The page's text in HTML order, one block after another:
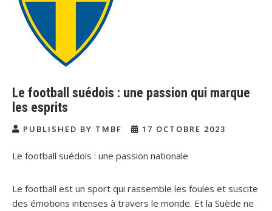
Le football suédois : une passion qui marque
les esprits
PUBLISHED BY TMBF 17 OCTOBRE 2023
Le football suédois : une passion nationale
Le football est un sport qui rassemble les foules et suscite
des émotions intenses à travers le monde. Et la Suède ne